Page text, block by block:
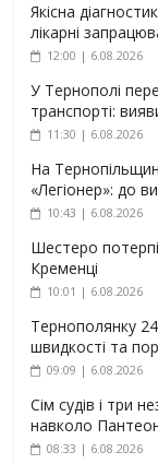
Якісна
лікарні
12:00 | 6.08.2026
У Тернополі
транспорті:
11:30 | 6.08.2026
На
«Легіонер»: до
10:43 | 6.08.2026
Шестеро
Кременці
10:01 | 6.08.2026
Тернополянку
швидкості та
09:09 | 6.08.2026
Сім судів і три
навколо
08:33 | 6.08.2026